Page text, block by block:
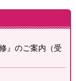
』のご案内（受